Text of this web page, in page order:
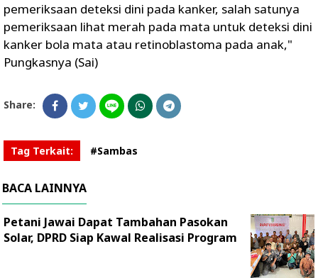
pemeriksaan deteksi dini pada kanker, salah satunya
pemeriksaan lihat merah pada mata untuk deteksi dini
kanker bola mata atau retinoblastoma pada anak,"
Pungkasnya (Sai)
Share:
Tag Terkait: #Sambas
BACA LAINNYA
Petani Jawai Dapat Tambahan Pasokan
Solar, DPRD Siap Kawal Realisasi Program